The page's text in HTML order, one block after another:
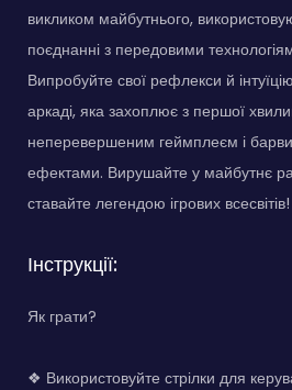
викликом майбутнього,
поєднанні з передовими
Випробуйте свої рефлекси й
аркаді, яка захоплює з першої
неперевершеним геймплеєм і
ефектами. Вирушайте у майбутнє
ставайте легендою ігрових всесвітів!
Інструкції:
Як грати?
❖ Використовуйте стрілки для